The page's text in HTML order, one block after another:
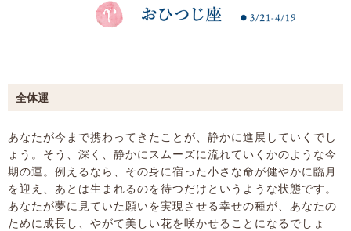
全体運
あなたが今まで携わってきたことが、静かに進展していくでし
ょう。そう、深く、静かにスムーズに流れていくかのような今
期の運。例えるなら、その身に宿った小さな命が健やかに臨月
を迎え、あとは生まれるのを待つだけというような状態です。
あなたが夢に見ていた願いを実現させる幸せの種が、あなたの
ために成長し、やがて美しい花を咲かせることになるでしょ